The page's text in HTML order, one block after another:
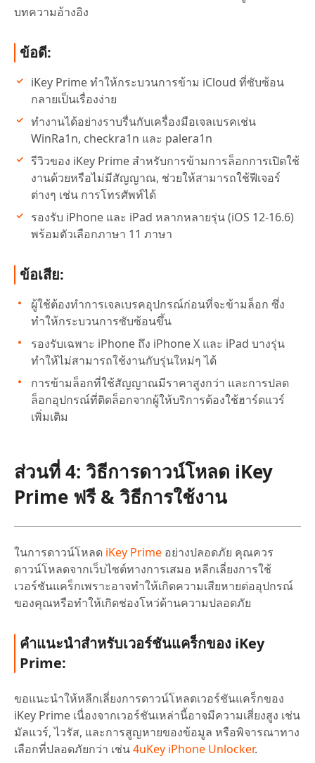
บทความอ้างอิง
ข้อดี:
iKey Prime ทำให้กระบวนการข้าม iCloud ที่ซับซ้อน
กลายเป็นเรื่องง่าย
ทำงานได้อย่างราบรื่นกับเครื่องมือเจลเบรคเช่น
WinRa1n, checkra1n และ palera1n
รีวิวของ iKey Prime สำหรับการข้ามการล็อกการเปิดใช้
งานด้วยหรือไม่มีสัญญาณ, ช่วยให้สามารถใช้ฟีเจอร์
ต่างๆ เช่น การโทรศัพท์ได้
รองรับ iPhone และ iPad หลากหลายรุ่น (iOS 12-16.6)
พร้อมตัวเลือกภาษา 11 ภาษา
ข้อเสีย:
ผู้ใช้ต้องทำการเจลเบรคอุปกรณ์ก่อนที่จะข้ามล็อก ซึ่ง
ทำให้กระบวนการซับซ้อนขึ้น
รองรับเฉพาะ iPhone ถึง iPhone X และ iPad บางรุ่น
ทำให้ไม่สามารถใช้งานกับรุ่นใหม่ๆ ได้
การข้ามล็อกที่ใช้สัญญาณมีราคาสูงกว่า และการปลด
ล็อกอุปกรณ์ที่ติดล็อกจากผู้ให้บริการต้องใช้ฮาร์ดแวร์
เพิ่มเติม
ส่วนที่ 4: วิธีการดาวน์โหลด iKey
Prime ฟรี & วิธีการใช้งาน
ในการดาวน์โหลด iKey Prime อย่างปลอดภัย คุณควร
ดาวน์โหลดจากเว็บไซต์ทางการเสมอ หลีกเลี่ยงการใช้
เวอร์ชันแคร็กเพราะอาจทำให้เกิดความเสียหายต่ออุปกรณ์
ของคุณหรือทำให้เกิดช่องโหว่ด้านความปลอดภัย
คำแนะนำสำหรับเวอร์ชันแคร็กของ iKey
Prime:
ขอแนะนำให้หลีกเลี่ยงการดาวน์โหลดเวอร์ชันแคร็กของ
iKey Prime เนื่องจากเวอร์ชันเหล่านี้อาจมีความเสี่ยงสูง เช่น
มัลแวร์, ไวรัส, และการสูญหายของข้อมูล หรือพิจารณาทาง
เลือกที่ปลอดภัยกว่า เช่น4uKey iPhone Unlocker.